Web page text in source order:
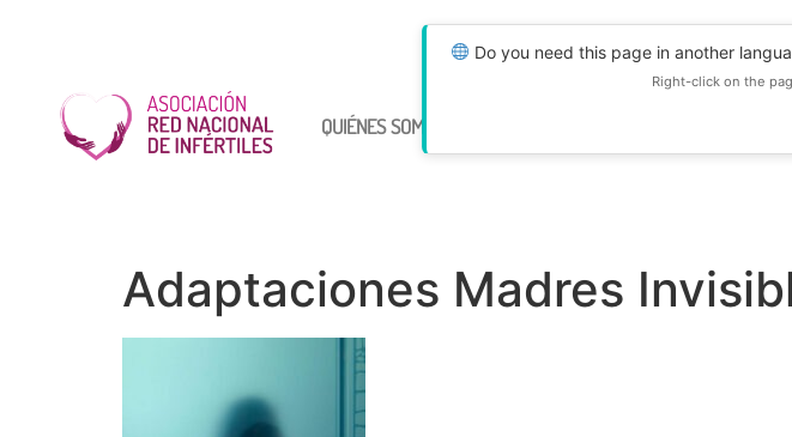
Do you need this page in another
Right-click on the
QUIÉNES SOMOS
Adaptaciones Madres